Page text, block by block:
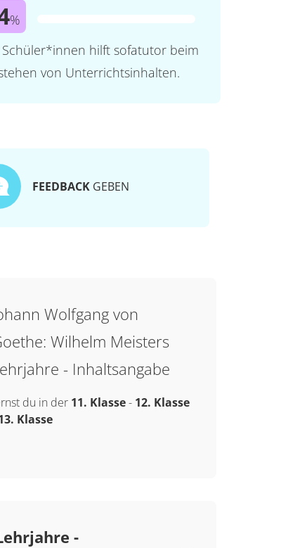
%
hilft sofatutor beim
von Unterrichtsinhalten.
FEEDBACK GEBEN
Wolfgang von
Wilhelm Meisters
- Inhaltsangabe
du in der 11. Klasse- 12. Klasse
Klasse
-